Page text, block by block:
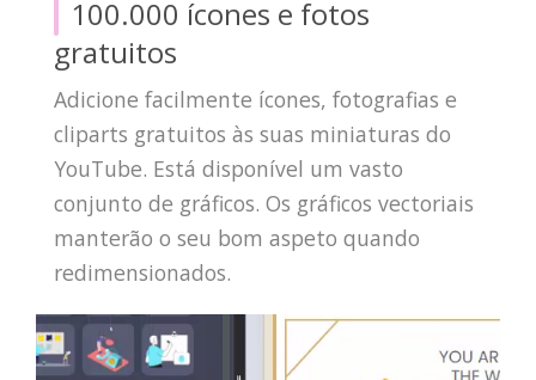
100.000 ícones e fotos
gratuitos
Adicione facilmente ícones, fotografias e
cliparts gratuitos às suas miniaturas do
YouTube. Está disponível um vasto
conjunto de gráficos. Os gráficos vectoriais
manterão o seu bom aspeto quando
redimensionados.